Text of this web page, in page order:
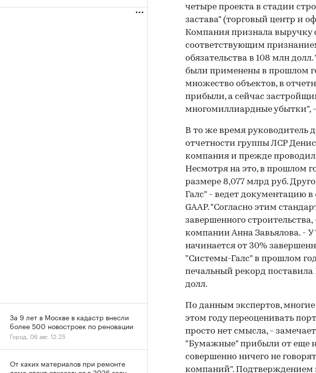
четыре проекта в стадии
застава" (торговый центр и
Компания признала выручку
соответствующим
обязательства в 108 млн
были применены в прошлом
множество объектов, в
прибыли, а сейчас
многомиллиардные убытки",
В то же время руководитель
отчетности группы ЛСР
компания и прежде
Несмотря на это, в прошлом
размере 8,077 млрд руб.
Галс" - ведет документацию
GAAP. "Согласно этим
завершенного
компании Анна Завьялова. -
начинается от 30%
"Системы-Галс" в прошлом
печальный рекорд
долл.
По данным экспертов,
этом году переоценивать
просто нет смысла, -
"Бумажные" прибыли от еще
совершенно ничего не
компаний". Подтверждением
За 9 лет в Москве в кадастр внесли
более 500 новостроек по реновации
Город, 06 авг, 12:25
От каких материалов при ремонте